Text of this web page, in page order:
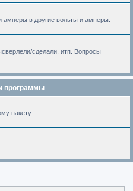
амперы в другие вольты и амперы.
сделали, итп. Вопросы
программы
пакету.